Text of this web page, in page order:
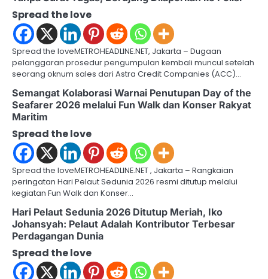
i
g
a
t
i
o
n
Spread the love
Spread the loveMETROHEADLINE.NET, Jakarta – Dugaan
pelanggaran prosedur pengumpulan kembali muncul setelah
seorang oknum sales dari Astra Credit Companies (ACC)…
Semangat Kolaborasi Warnai Penutupan Day of the
Seafarer 2026 melalui Fun Walk dan Konser Rakyat
Maritim
Spread the love
Spread the loveMETROHEADLINE.NET , Jakarta – Rangkaian
peringatan Hari Pelaut Sedunia 2026 resmi ditutup melalui
kegiatan Fun Walk dan Konser…
Hari Pelaut Sedunia 2026 Ditutup Meriah, Iko
Johansyah: Pelaut Adalah Kontributor Terbesar
Perdagangan Dunia
Spread the love